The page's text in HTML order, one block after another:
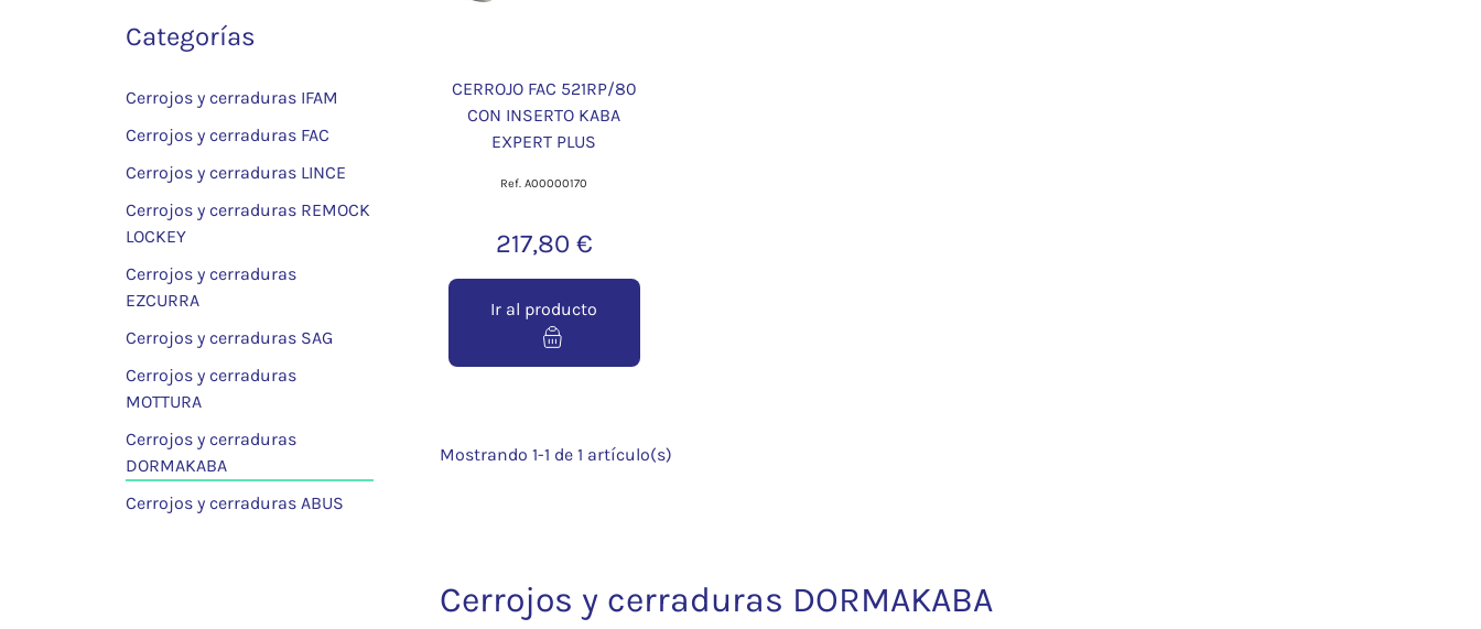
Categorías
Cerrojos y cerraduras IFAM
Cerrojos y cerraduras FAC
Cerrojos y cerraduras LINCE
Cerrojos y cerraduras REMOCK
LOCKEY
Cerrojos y cerraduras
EZCURRA
Cerrojos y cerraduras SAG
Cerrojos y cerraduras
MOTTURA
Cerrojos y cerraduras
DORMAKABA
Cerrojos y cerraduras ABUS
CERROJO FAC 521RP/80
CON INSERTO KABA
EXPERT PLUS
Ref. A00000170
217,80 €
Ir al producto
Mostrando 1-1 de 1 artículo(s)
Cerrojos y cerraduras DORMAKABA